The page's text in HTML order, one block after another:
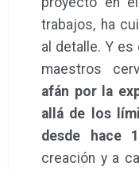
trabajos, ha
al detalle. Y
maestros
afán por la
allá de los
desde hace
creación y a